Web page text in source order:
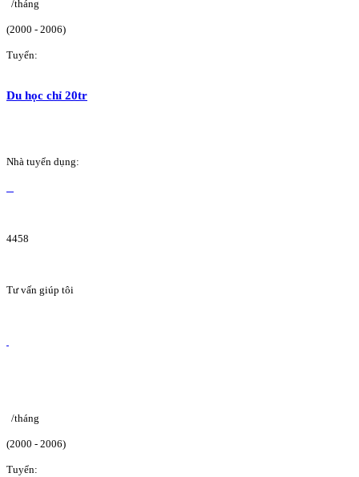
/tháng
(2000 - 2006)
Tuyển:
Du học chỉ 20tr
Nhà tuyển dụng:
4458
Tư vấn giúp tôi
/tháng
(2000 - 2006)
Tuyển: